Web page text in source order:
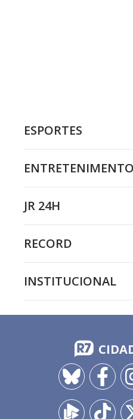
ESPORTES
ENTRETENIMENTO
JR 24H
RECORD
INSTITUCIONAL